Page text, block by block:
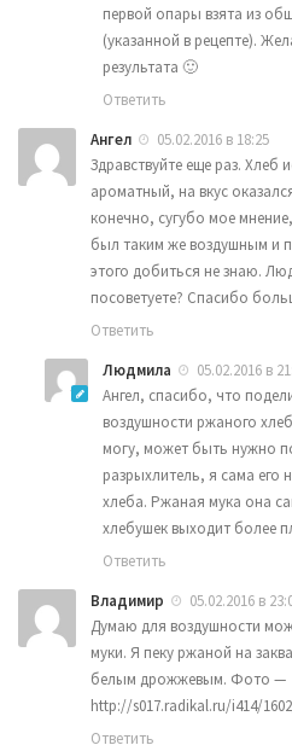
первой опары взята из
(указанной в рецепте).
результата 🙂
Ответить
Ангел
05.02.2016 в 18:25
Здравствуйте еще раз. Хлеб
ароматный, на вкус
конечно, сугубо мое
был таким же воздушным и
этого добиться не знаю.
посоветуете? Спасибо
Ответить
Людмила
05.02.2016 в
Ангел, спасибо, что
воздушности ржаного
могу, может быть нужно
разрыхлитель, я сама его
хлеба. Ржаная мука она
хлебушек выходит более
Ответить
Владимир
05.02.2016 в
Думаю для воздушности
муки. Я пеку ржаной на
белым дрожжевым. Фото —
http://s017.radikal.ru/i414/
Ответить